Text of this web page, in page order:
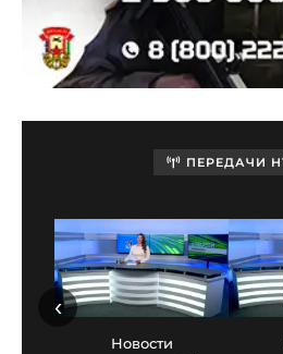
ПЕРЕДАЧИ
Новости
‹